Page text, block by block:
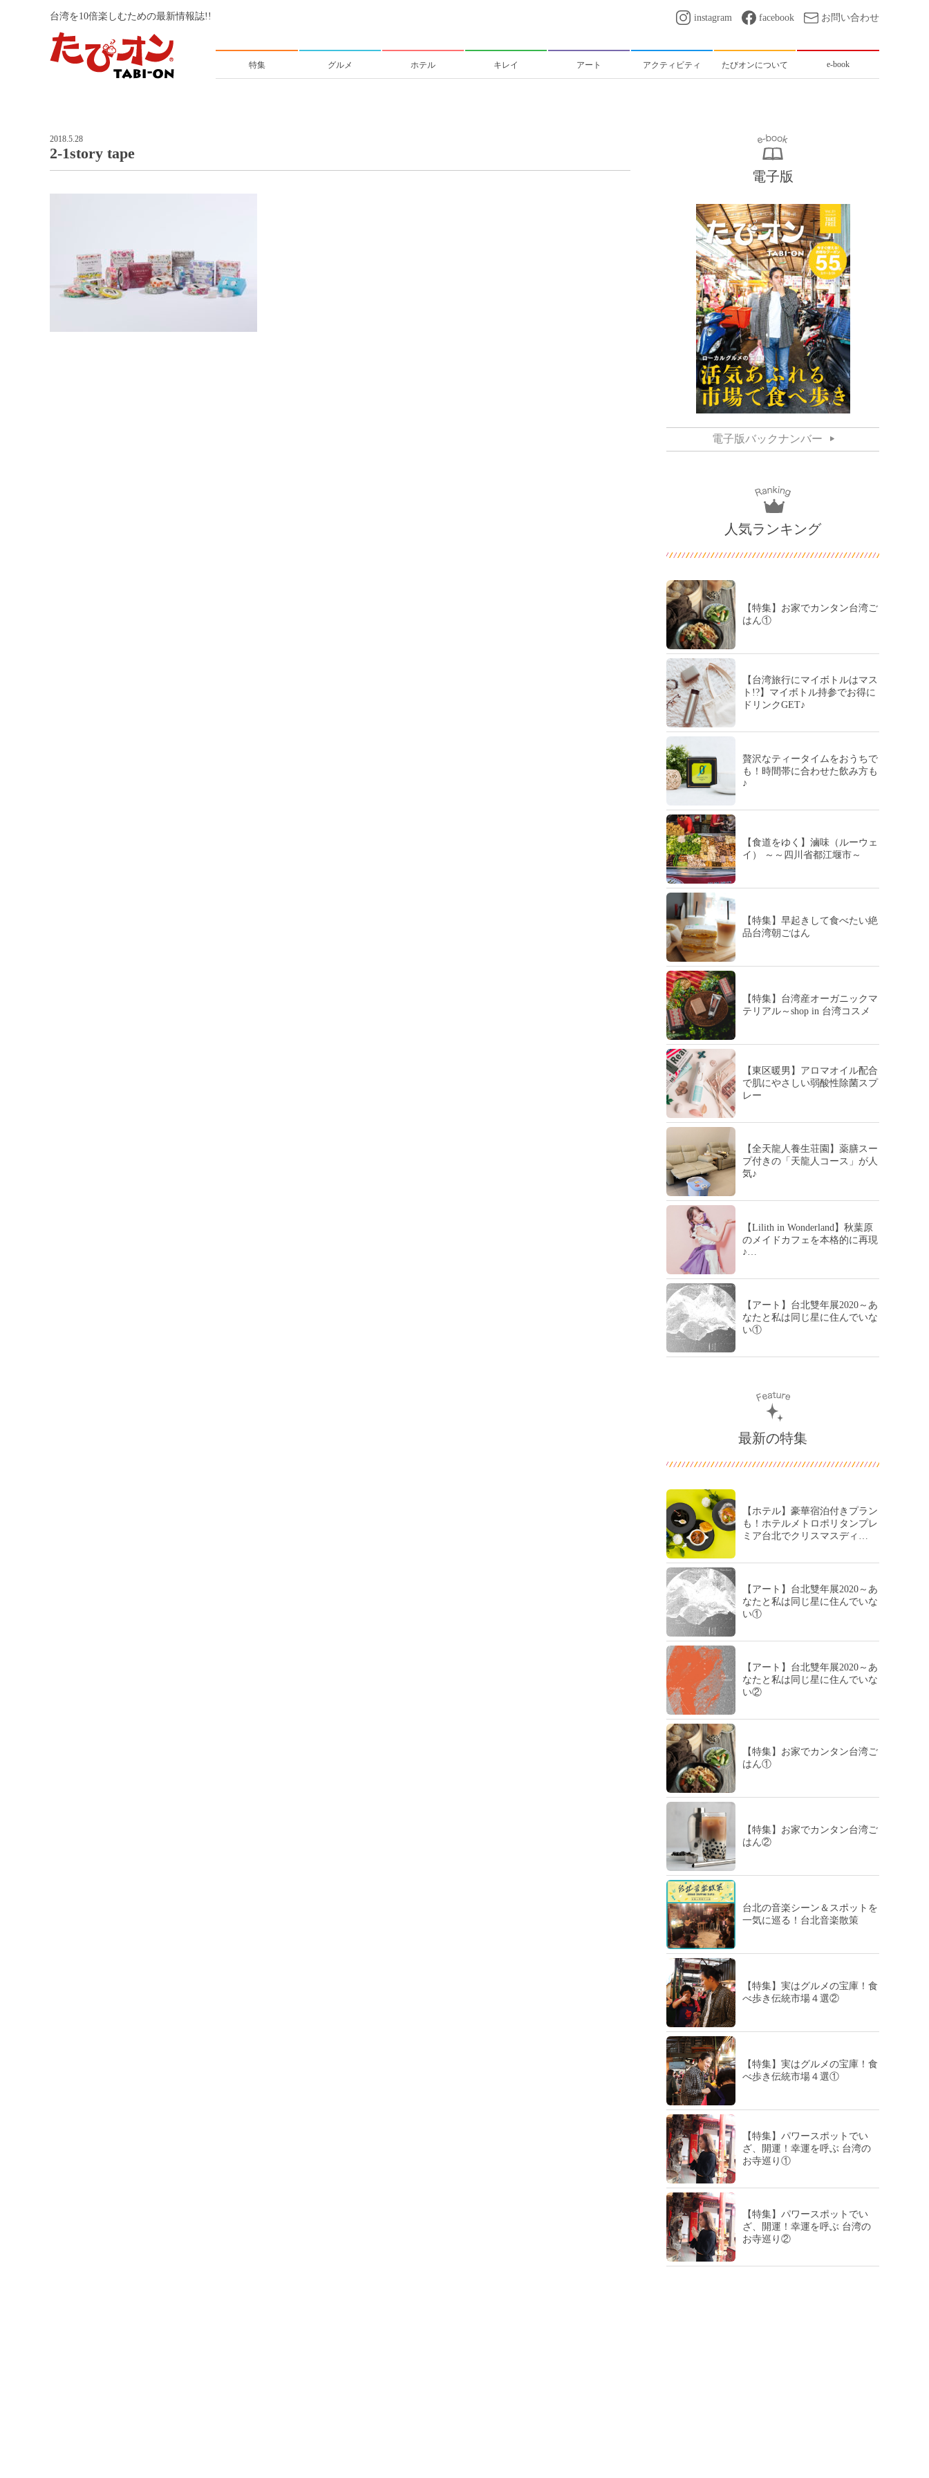
台湾を10倍楽しむための最新情報誌!! instagram facebook お問い合わせ
特集 グルメ ホテル キレイ アート アクティビティ たびオンについて e-book
2018.5.28
2-1story tape
電子版
電子版バックナンバー
人気ランキング
【特集】お家でカンタン台湾ご
はん①
【台湾旅行にマイボトルはマス
ト!?】マイボトル持参でお得に
ドリンクGET♪
贅沢なティータイムをおうちで
も！時間帯に合わせた飲み方も
♪
【食道をゆく】滷味（ルーウェ
イ） ～～四川省都江堰市～
【特集】早起きして食べたい絶
品台湾朝ごはん
【特集】台湾産オーガニックマ
テリアル～shop in 台湾コスメ
【東区暖男】アロマオイル配合
で肌にやさしい弱酸性除菌スプ
レー
【全天龍人養生荘園】薬膳スー
プ付きの「天龍人コース」が人
気♪
【Lilith in Wonderland】秋葉原
のメイドカフェを本格的に再現
♪…
【アート】台北雙年展2020～あ
なたと私は同じ星に住んでいな
い①
最新の特集
【ホテル】豪華宿泊付きプラン
も！ホテルメトロポリタンプレ
ミア台北でクリスマスディ…
【アート】台北雙年展2020～あ
なたと私は同じ星に住んでいな
い①
【アート】台北雙年展2020～あ
なたと私は同じ星に住んでいな
い②
【特集】お家でカンタン台湾ご
はん①
【特集】お家でカンタン台湾ご
はん②
台北の音楽シーン＆スポットを
一気に巡る！台北音楽散策
【特集】実はグルメの宝庫！食
べ歩き伝統市場４選②
【特集】実はグルメの宝庫！食
べ歩き伝統市場４選①
【特集】パワースポットでい
ざ、開運！幸運を呼ぶ 台湾の
お寺巡り①
【特集】パワースポットでい
ざ、開運！幸運を呼ぶ 台湾の
お寺巡り②